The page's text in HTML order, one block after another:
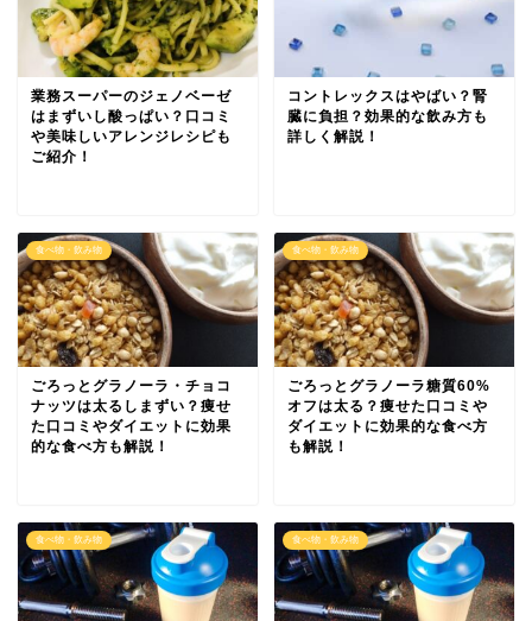
業務スーパーのジェノベーゼ
はまずいし酸っぱい？口コミ
や美味しいアレンジレシピも
ご紹介！
コントレックスはやばい？腎
臓に負担？効果的な飲み方も
詳しく解説！
食べ物・飲み物
ごろっとグラノーラ・チョコ
ナッツは太るしまずい？痩せ
た口コミやダイエットに効果
的な食べ方も解説！
食べ物・飲み物
ごろっとグラノーラ糖質60%
オフは太る？痩せた口コミや
ダイエットに効果的な食べ方
も解説！
食べ物・飲み物 食べ物・飲み物